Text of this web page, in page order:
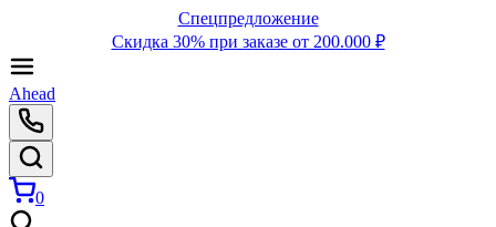
Спецпредложение
Скидка 30% при заказе от 200.000 ₽
Ahead
0